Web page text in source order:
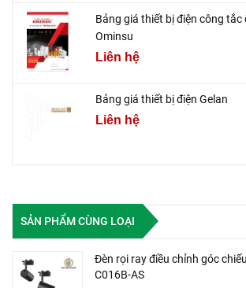
Bảng giá thiết bị điện công tắc
Ominsu
Liên hệ
Bảng giá thiết bị điện Gelan
Liên hệ
SẢN PHẨM CÙNG LOẠI
Đèn rọi ray điều chỉnh góc
C016B-AS